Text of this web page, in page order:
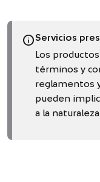
infoServicios
Los
términos y
reglamentos
pueden
a la